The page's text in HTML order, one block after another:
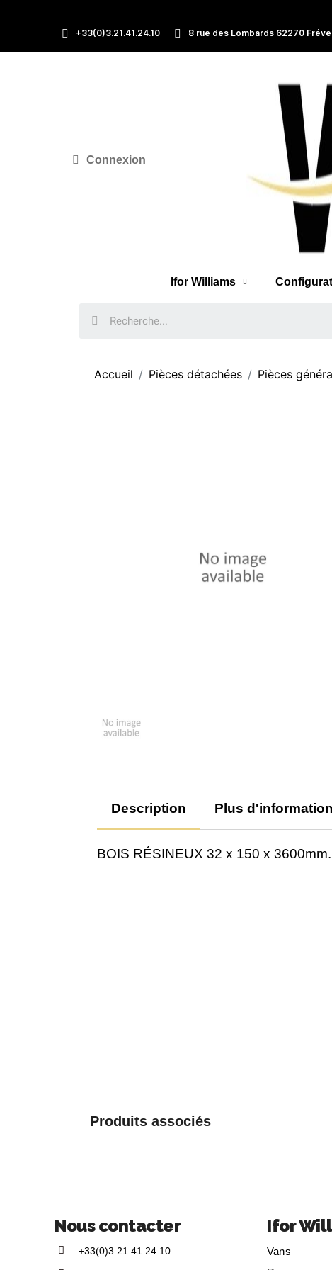
+33(0)3.21.41.24.10 8 rue des Lombards 62270
Connexion
Ifor Williams
Accueil Pièces détachées Pièces
Description Plus
BOIS RÉSINEUX 32 x 150 x 3600mm.
Produits associés
Nous contacter
+33(0)3 21 41 24 10
Ifor
Vans